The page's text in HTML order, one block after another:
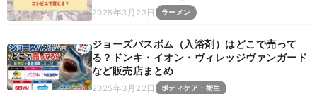
2025年3月23日 ラーメン
ジョーズバスボム（入浴剤）はどこで売って
る？ドンキ・イオン・ヴィレッジヴァンガード
など販売店まとめ
2025年3月22日 ボディケア・衛生